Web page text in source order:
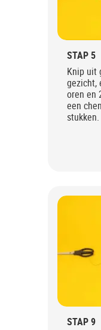
STAP 5
Knip uit
gezicht,
oren en
een
stukken.
STAP 9